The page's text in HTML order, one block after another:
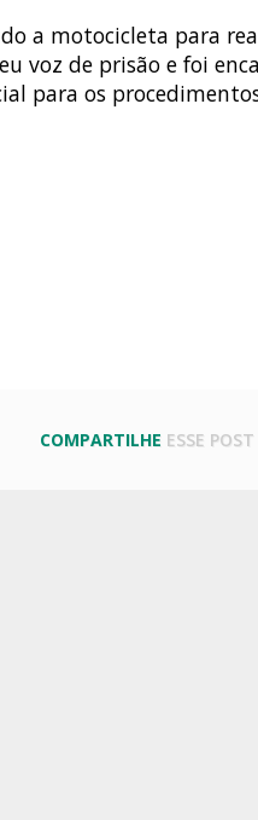
a motocicleta para
voz de prisão e foi
para os
COMPARTILHE ESSE POST